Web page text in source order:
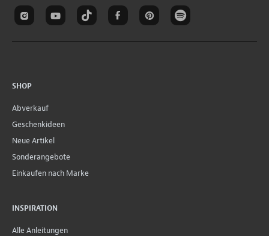
SHOP
Abverkauf
Geschenkideen
Neue Artikel
Sonderangebote
Einkaufen nach Marke
INSPIRATION
Alle Anleitungen